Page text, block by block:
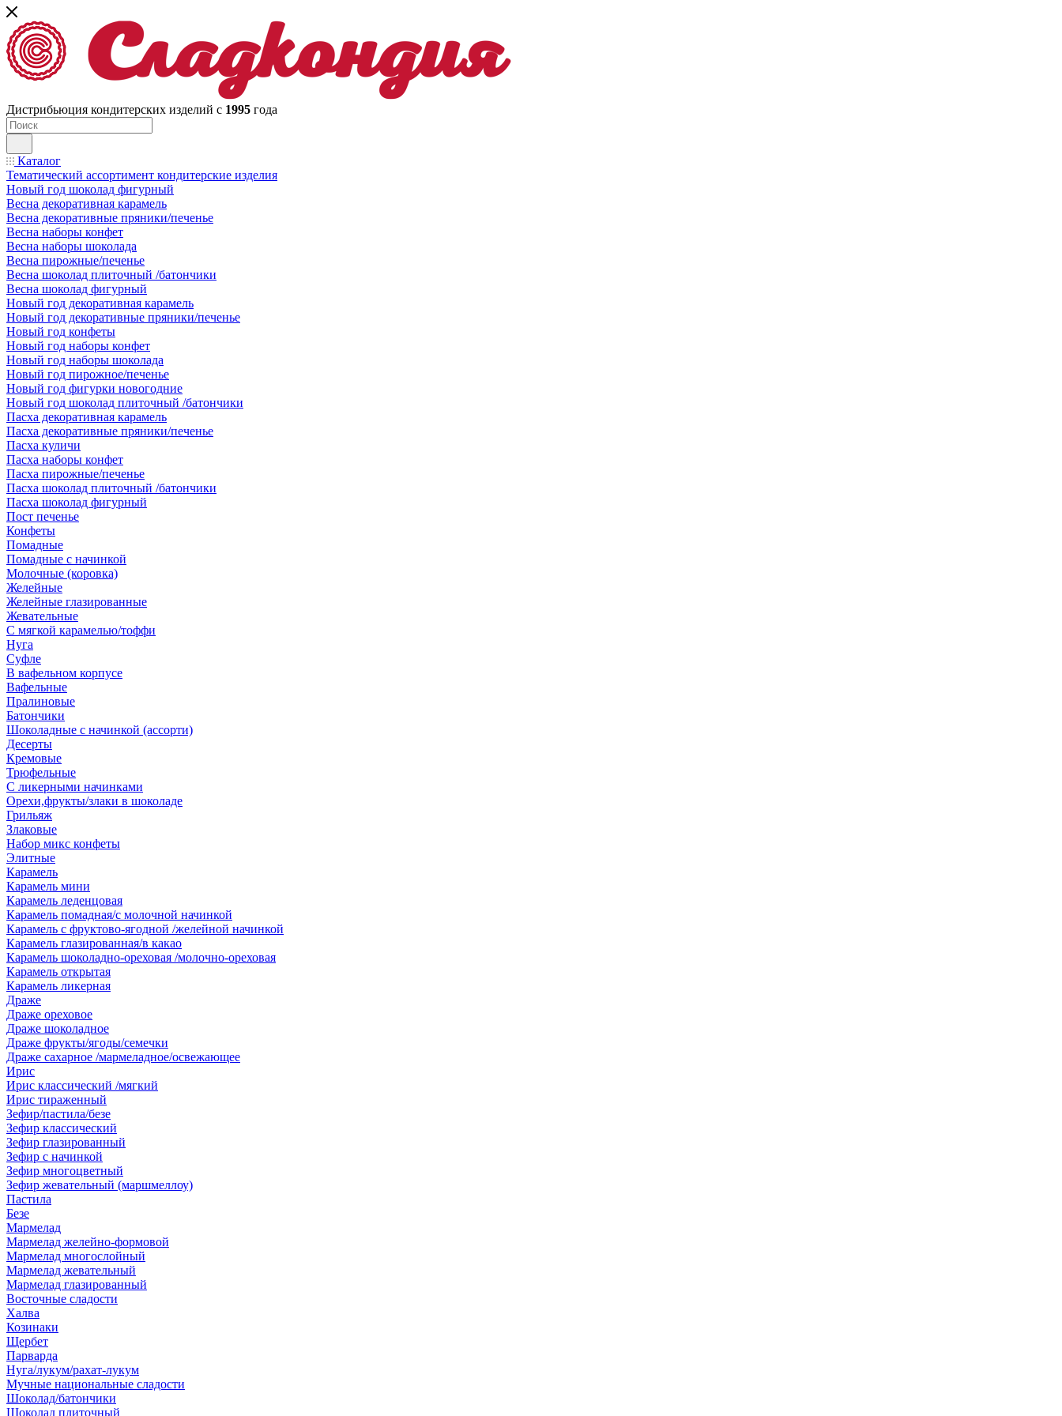
Дистрибьюция кондитерских изделий с 1995 года
Каталог
Тематический ассортимент кондитерские изделия
Новый год шоколад фигурный
Весна декоративная карамель
Весна декоративные пряники/печенье
Весна наборы конфет
Весна наборы шоколада
Весна пирожные/печенье
Весна шоколад плиточный /батончики
Весна шоколад фигурный
Новый год декоративная карамель
Новый год декоративные пряники/печенье
Новый год конфеты
Новый год наборы конфет
Новый год наборы шоколада
Новый год пирожное/печенье
Новый год фигурки новогодние
Новый год шоколад плиточный /батончики
Пасха декоративная карамель
Пасха декоративные пряники/печенье
Пасха куличи
Пасха наборы конфет
Пасха пирожные/печенье
Пасха шоколад плиточный /батончики
Пасха шоколад фигурный
Пост печенье
Конфеты
Помадные
Помадные с начинкой
Молочные (коровка)
Желейные
Желейные глазированные
Жевательные
С мягкой карамелью/тоффи
Нуга
Суфле
В вафельном корпусе
Вафельные
Пралиновые
Батончики
Шоколадные с начинкой (ассорти)
Десерты
Кремовые
Трюфельные
С ликерными начинками
Орехи,фрукты/злаки в шоколаде
Грильяж
Злаковые
Набор микс конфеты
Элитные
Карамель
Карамель мини
Карамель леденцовая
Карамель помадная/с молочной начинкой
Карамель с фруктово-ягодной /желейной начинкой
Карамель глазированная/в какао
Карамель шоколадно-ореховая /молочно-ореховая
Карамель открытая
Карамель ликерная
Драже
Драже ореховое
Драже шоколадное
Драже фрукты/ягоды/семечки
Драже сахарное /мармеладное/освежающее
Ирис
Ирис классический /мягкий
Ирис тираженный
Зефир/пастила/безе
Зефир классический
Зефир глазированный
Зефир с начинкой
Зефир многоцветный
Зефир жевательный (маршмеллоу)
Пастила
Безе
Мармелад
Мармелад желейно-формовой
Мармелад многослойный
Мармелад жевательный
Мармелад глазированный
Восточные сладости
Халва
Козинаки
Щербет
Парварда
Нуга/лукум/рахат-лукум
Мучные национальные сладости
Шоколад/батончики
Шоколад плиточный